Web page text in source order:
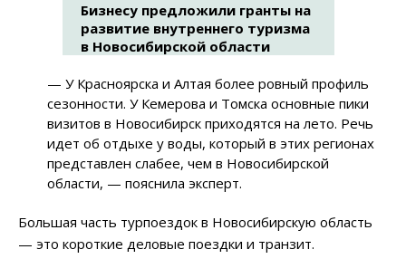
Бизнесу предложили гранты на
развитие внутреннего туризма
в Новосибирской области
— У Красноярска и Алтая более ровный профиль
сезонности. У Кемерова и Томска основные пики
визитов в Новосибирск приходятся на лето. Речь
идет об отдыхе у воды, который в этих регионах
представлен слабее, чем в Новосибирской
области, — пояснила эксперт.
Большая часть турпоездок в Новосибирскую область
— это короткие деловые поездки и транзит.